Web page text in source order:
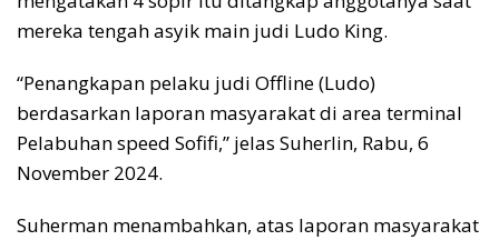
mereka tengah asyik main judi Ludo King.
“Penangkapan pelaku judi Offline (Ludo)
berdasarkan laporan masyarakat di area terminal
Pelabuhan speed Sofifi,” jelas Suherlin, Rabu, 6
November 2024.
Suherman menambahkan, atas laporan masyarakat